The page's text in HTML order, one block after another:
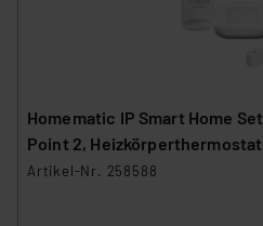
Homematic IP Smart Home
Point 2, Heizkörperthermostat und
Türkontakt
Artikel-Nr. 258588